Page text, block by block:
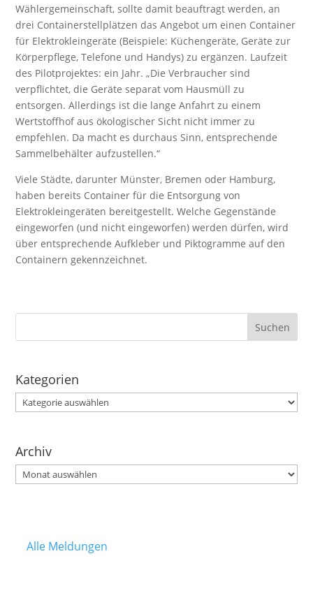
Wählergemeinschaft, sollte damit beauftragt werden, an
drei Containerstellplätzen das Angebot um einen Container
für Elektrokleingeräte (Beispiele: Küchengeräte, Geräte zur
Körperpflege, Telefone und Handys) zu ergänzen. Laufzeit
des Pilotprojektes: ein Jahr. „Die Verbraucher sind
verpflichtet, die Geräte separat vom Hausmüll zu
entsorgen. Allerdings ist die lange Anfahrt zu einem
Wertstoffhof aus ökologischer Sicht nicht immer zu
empfehlen. Da macht es durchaus Sinn, entsprechende
Sammelbehälter aufzustellen.“
Viele Städte, darunter Münster, Bremen oder Hamburg,
haben bereits Container für die Entsorgung von
Elektrokleingeräten bereitgestellt. Welche Gegenstände
eingeworfen (und nicht eingeworfen) werden dürfen, wird
über entsprechende Aufkleber und Piktogramme auf den
Containern gekennzeichnet.
Kategorien
Kategorien
Archiv
Archiv
Alle Meldungen